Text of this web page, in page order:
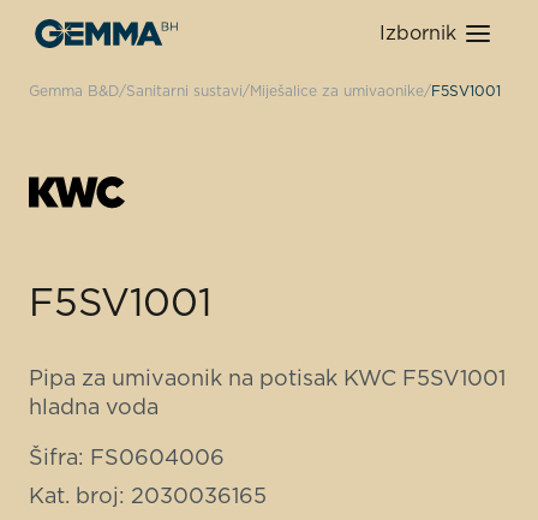
Izbornik
Gemma B&D Sanitarni sustavi Miješalice za umivaonike F5SV1001
F5SV1001
Pipa za umivaonik na potisak KWC F5SV1001
hladna voda
Šifra: FS0604006
Kat. broj: 2030036165